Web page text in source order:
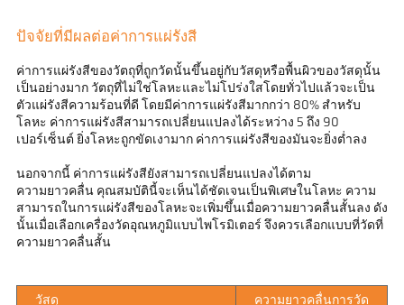
ปัจจัยที่มีผลต่อค่าการแผ่รังสี
ค่าการแผ่รังสีของวัตถุที่ถูกวัดนั้นขึ้นอยู่กับวัสดุหรือพื้นผิวของวัสดุนั้น
เป็นอย่างมาก วัตถุที่ไม่ใช่โลหะและไม่โปร่งใสโดยทั่วไปแล้วจะเป็น
ตัวแผ่รังสีความร้อนที่ดี โดยมีค่าการแผ่รังสีมากกว่า 80% สำหรับ
โลหะ ค่าการแผ่รังสีสามารถเปลี่ยนแปลงได้ระหว่าง 5 ถึง 90
เปอร์เซ็นต์ ยิ่งโลหะถูกขัดเงามาก ค่าการแผ่รังสีของมันจะยิ่งต่ำลง
นอกจากนี้ ค่าการแผ่รังสียังสามารถเปลี่ยนแปลงได้ตาม
ความยาวคลื่น คุณสมบัตินี้จะเห็นได้ชัดเจนเป็นพิเศษในโลหะ ความ
สามารถในการแผ่รังสีของโลหะจะเพิ่มขึ้นเมื่อความยาวคลื่นสั้นลง ดัง
นั้นเมื่อเลือกเครื่องวัดอุณหภูมิแบบไพโรมิเตอร์ จึงควรเลือกแบบที่วัดที่
ความยาวคลื่นสั้น
วัสดุ ความยาวคลื่นการวัด